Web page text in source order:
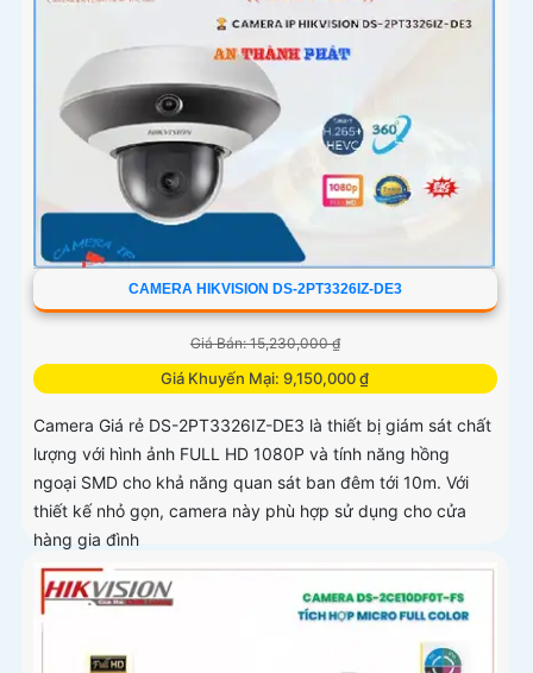
CAMERA HIKVISION DS-2PT3326IZ-DE3
Giá Bán: 15,230,000 ₫
Giá Khuyến Mại: 9,150,000 ₫
Camera Giá rẻ DS-2PT3326IZ-DE3 là thiết bị giám sát chất
lượng với hình ảnh FULL HD 1080P và tính năng hồng
ngoại SMD cho khả năng quan sát ban đêm tới 10m. Với
thiết kế nhỏ gọn, camera này phù hợp sử dụng cho cửa
hàng gia đình